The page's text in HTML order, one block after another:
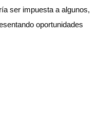
ser impuesta a algunos,
oportunidades